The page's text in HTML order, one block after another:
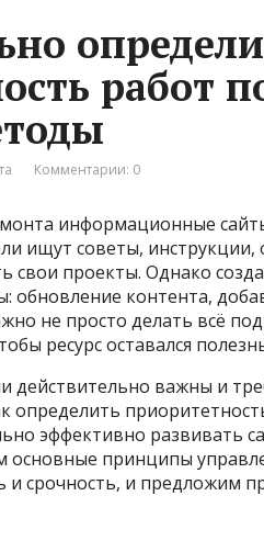
работ
Комментарии: 0
информационные
ищут советы,
свои проекты. Однако
обновление контента,
не просто делать всё
ресурс оставался
действительно важны и
определить
эффективно развивать
основные принципы
и срочность, и предложим